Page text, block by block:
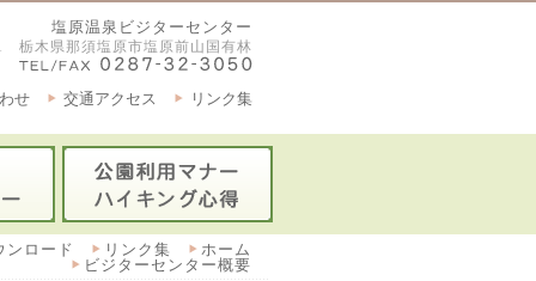
塩原温泉ビジターセンター
栃木県那須塩原市塩原前山国有林
リンク集
交通アクセス
せ
ホーム
リンク集
ロード
ビジターセンター概要